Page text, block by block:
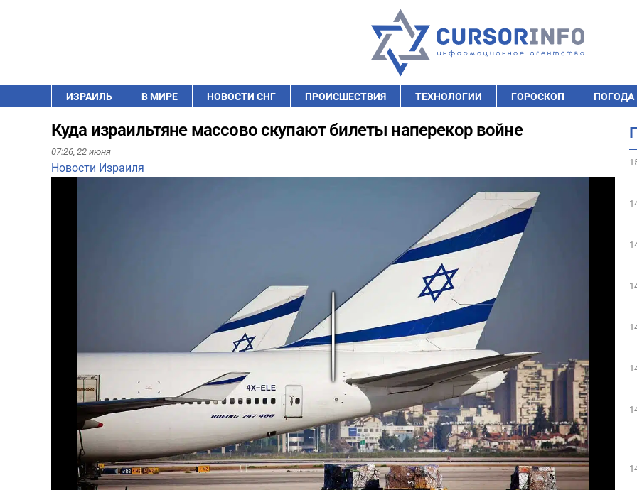
ИЗРАИЛЬ В МИРЕ НОВОСТИ СНГ ПРОИСШЕСТВИЯ ТЕХНОЛОГИИ ГОРОСКОП ПОГОДА
Куда израильтяне массово скупают билеты наперекор войне
07:26, 22 июня
Новости Израиля
Play
Фото: Moshe Shai/FLASH90